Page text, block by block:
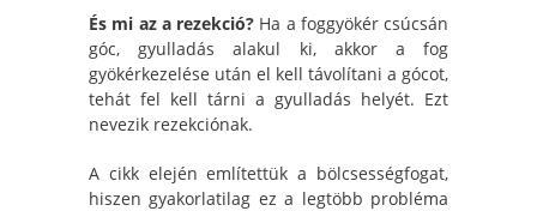
És mi az a rezekció? Ha a foggyökér csúcsán
góc, gyulladás alakul ki, akkor a fog
gyökérkezelése után el kell távolítani a gócot,
tehát fel kell tárni a gyulladás helyét. Ezt
nevezik rezekciónak.
A cikk elején említettük a bölcsességfogat,
hiszen gyakorlatilag ez a legtöbb probléma